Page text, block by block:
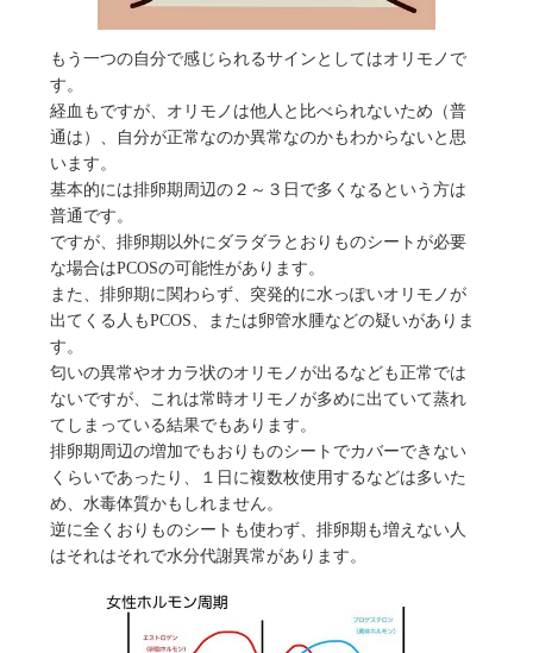
もう一つの自分で感じられるサインとしてはオリモノで
す。
経血もですが、オリモノは他人と比べられないため（普
通は）、自分が正常なのか異常なのかもわからないと思
います。
基本的には排卵期周辺の２～３日で多くなるという方は
普通です。
ですが、排卵期以外にダラダラとおりものシートが必要
な場合はPCOSの可能性があります。
また、排卵期に関わらず、突発的に水っぽいオリモノが
出てくる人もPCOS、または卵管水腫などの疑いがありま
す。
匂いの異常やオカラ状のオリモノが出るなども正常では
ないですが、これは常時オリモノが多めに出ていて蒸れ
てしまっている結果でもあります。
排卵期周辺の増加でもおりものシートでカバーできない
くらいであったり、１日に複数枚使用するなどは多いた
め、水毒体質かもしれません。
逆に全くおりものシートも使わず、排卵期も増えない人
はそれはそれで水分代謝異常があります。